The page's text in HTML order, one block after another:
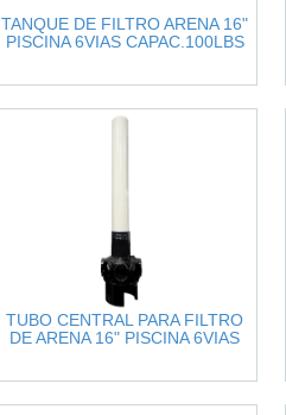
TANQUE DE FILTRO ARENA 16"
PISCINA 6VIAS CAPAC.100LBS
TUBO CENTRAL PARA FILTRO
DE ARENA 16" PISCINA 6VIAS